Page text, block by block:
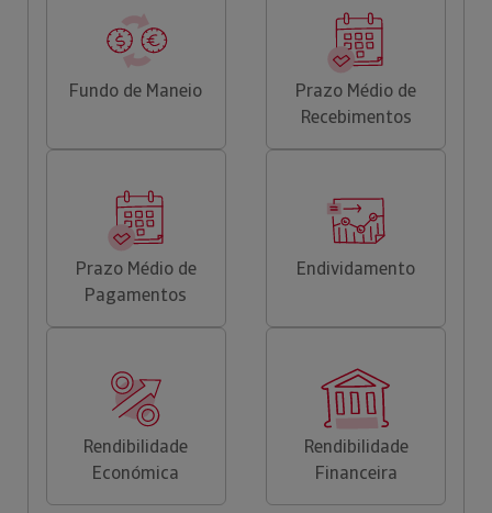
Fundo de Maneio
Prazo Médio de
Recebimentos
Prazo Médio de
Pagamentos
Endividamento
Rendibilidade
Económica
Rendibilidade
Financeira